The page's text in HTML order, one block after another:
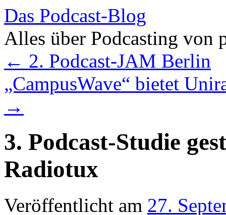
Das Podcast-Blog
Alles über Podcasting von
Inhalt
springen
← 2. Podcast-JAM Berlin
„CampusWave“ bietet
→
3. Podcast-Studie
Radiotux
Veröffentlicht am 27.